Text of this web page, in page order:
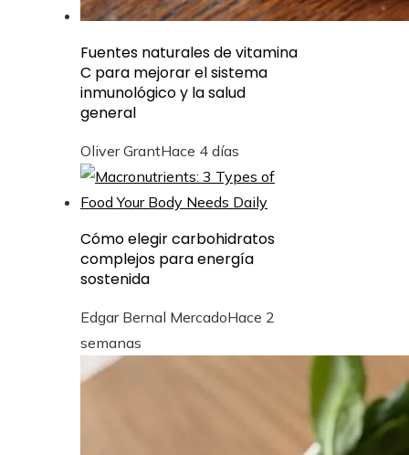
Fuentes naturales de vitamina
C para mejorar el sistema
inmunológico y la salud
general
Oliver GrantHace 4 días
Cómo elegir carbohidratos
complejos para energía
sostenida
Edgar Bernal MercadoHace 2
semanas